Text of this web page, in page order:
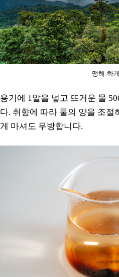
맹해 하
용기에 1알을 넣고 뜨거운 물
다. 취향에 따라 물의 양을 조절
게 마셔도 무방합니다.